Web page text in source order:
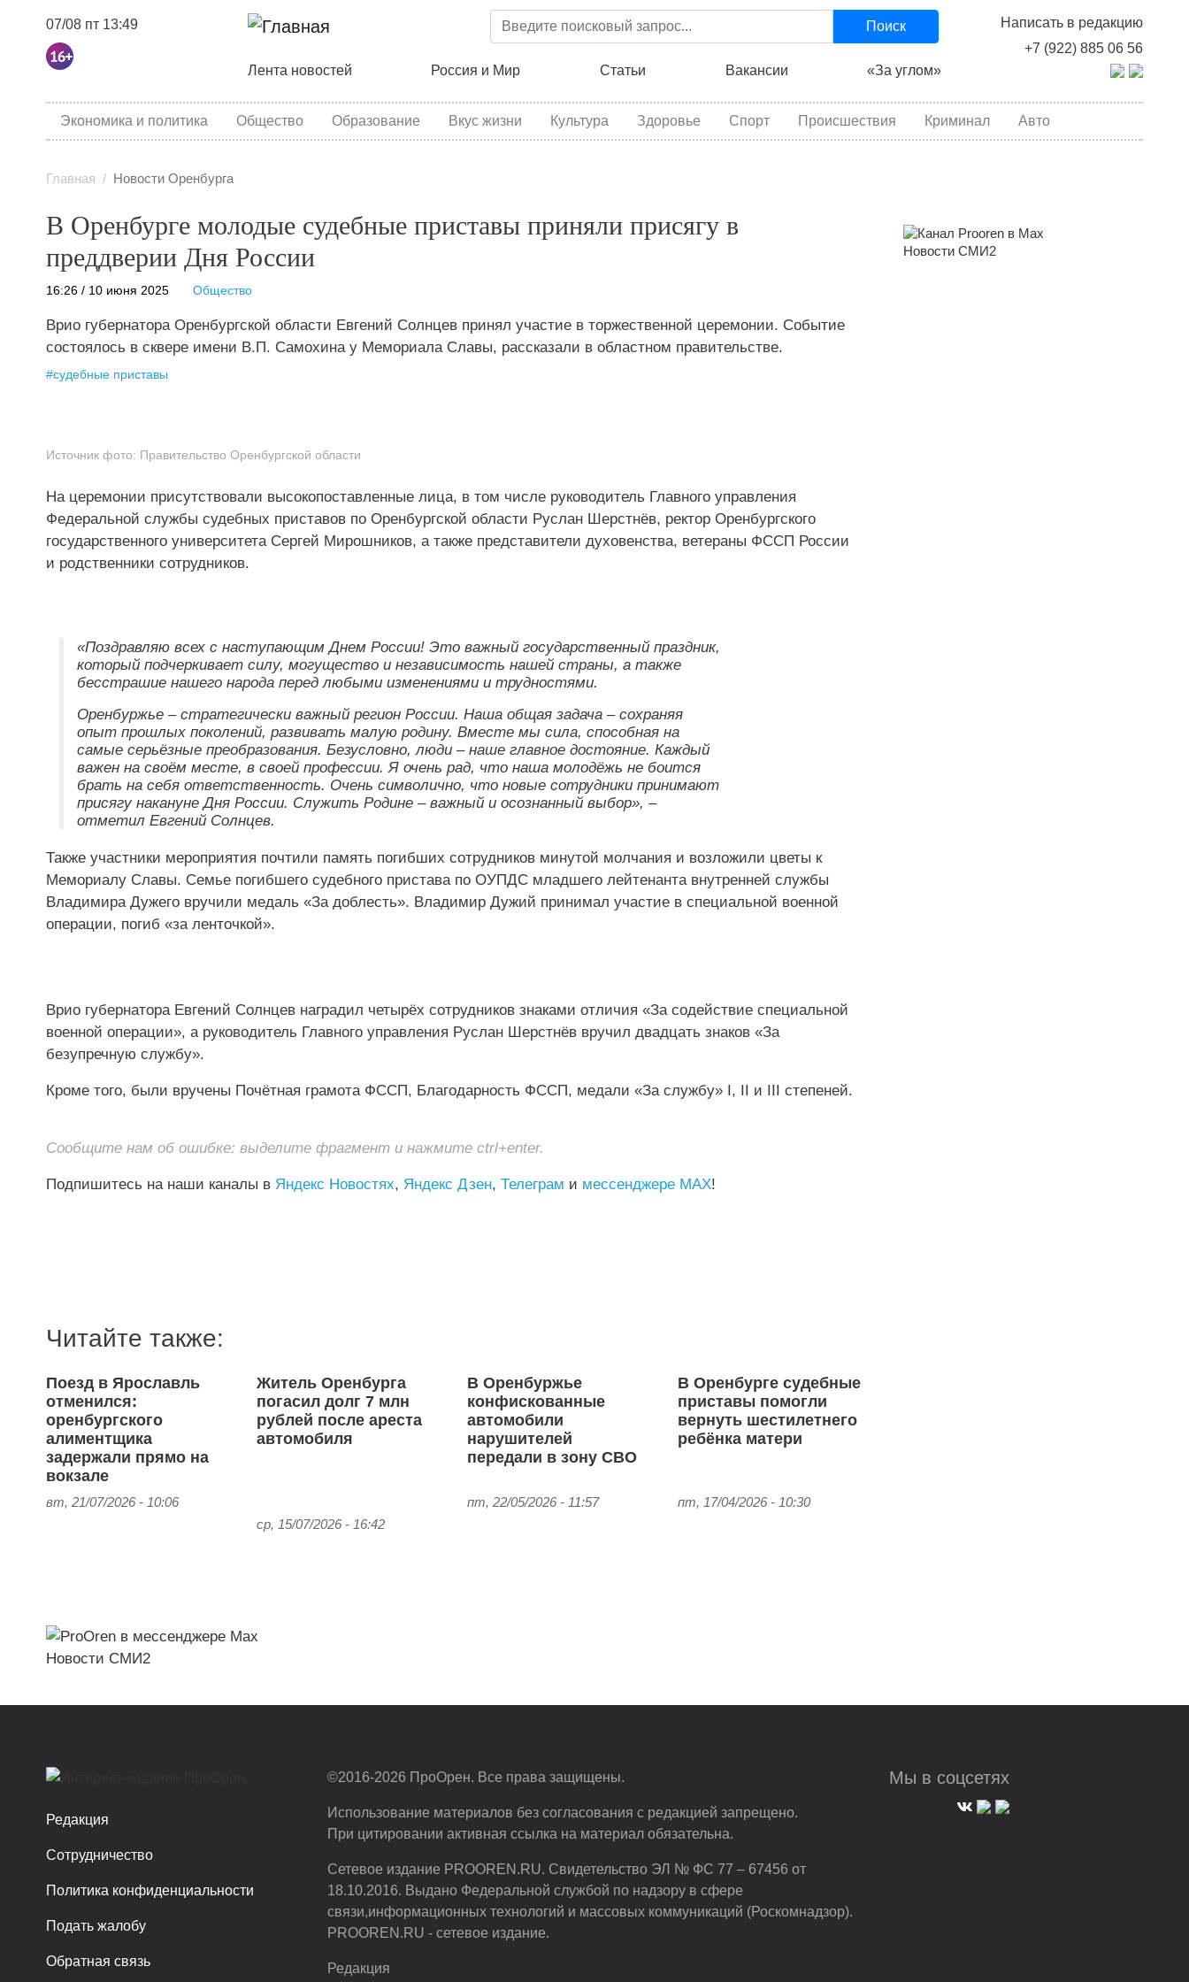
Перейти
к
содержанию
07/08 пт 13:49
Написать в редакцию
+7 (922) 885 06 56
Поиск
Основная навигация
Лента новостей Россия и Мир Статьи Вакансии «За углом»
category menu
Экономика и политика Общество Образование Вкус жизни Культура Здоровье Спорт Происшествия Криминал Авто
Главная Новости Оренбурга
В Оренбурге молодые судебные приставы приняли присягу в
преддверии Дня России
16:26 / 10 июня 2025 Общество
Врио губернатора Оренбургской области Евгений Солнцев принял участие в торжественной церемонии. Событие
состоялось в сквере имени В.П. Самохина у Мемориала Славы, рассказали в областном правительстве.
#судебные приставы
Источник фото: Правительство Оренбургской области
На церемонии присутствовали высокопоставленные лица, в том числе руководитель Главного управления
Федеральной службы судебных приставов по Оренбургской области Руслан Шерстнёв, ректор Оренбургского
государственного университета Сергей Мирошников, а также представители духовенства, ветераны ФССП России
и родственники сотрудников.
«Поздравляю всех с наступающим Днем России! Это важный государственный праздник,
который подчеркивает силу, могущество и независимость нашей страны, а также
бесстрашие нашего народа перед любыми изменениями и трудностями.
Оренбуржье – стратегически важный регион России. Наша общая задача – сохраняя
опыт прошлых поколений, развивать малую родину. Вместе мы сила, способная на
самые серьёзные преобразования. Безусловно, люди – наше главное достояние. Каждый
важен на своём месте, в своей профессии. Я очень рад, что наша молодёжь не боится
брать на себя ответственность. Очень символично, что новые сотрудники принимают
присягу накануне Дня России. Служить Родине – важный и осознанный выбор», –
отметил Евгений Солнцев.
Также участники мероприятия почтили память погибших сотрудников минутой молчания и возложили цветы к
Мемориалу Славы. Семье погибшего судебного пристава по ОУПДС младшего лейтенанта внутренней службы
Владимира Дужего вручили медаль «За доблесть». Владимир Дужий принимал участие в специальной военной
операции, погиб «за ленточкой».
Врио губернатора Евгений Солнцев наградил четырёх сотрудников знаками отличия «За содействие специальной
военной операции», а руководитель Главного управления Руслан Шерстнёв вручил двадцать знаков «За
безупречную службу».
Кроме того, были вручены Почётная грамота ФССП, Благодарность ФССП, медали «За службу» I, II и III степеней.
Сообщите нам об ошибке: выделите фрагмент и нажмите ctrl+enter.
Подпишитесь на наши каналы в Яндекс Новостях, Яндекс Дзен, Телеграм и мессенджере MAX!
Читайте также:
Поезд в Ярославль
отменился:
оренбургского
алиментщика
задержали прямо на
вокзале
вт, 21/07/2026 - 10:06
Житель Оренбурга
погасил долг 7 млн
рублей после ареста
автомобиля
ср, 15/07/2026 - 16:42
В Оренбуржье
конфискованные
автомобили
нарушителей
передали в зону СВО
пт, 22/05/2026 - 11:57
В Оренбурге судебные
приставы помогли
вернуть шестилетнего
ребёнка матери
пт, 17/04/2026 - 10:30
Новости СМИ2
Новости СМИ2
Редакция
Сотрудничество
Политика конфиденциальности
Подать жалобу
Обратная связь
Мы в соцсетях
©2016-2026 ПроОрен. Все права защищены.
Использование материалов без согласования с редакцией запрещено.
При цитировании активная ссылка на материал обязательна.
Сетевое издание PROOREN.RU. Свидетельство ЭЛ № ФС 77 – 67456 от
18.10.2016. Выдано Федеральной службой по надзору в сфере
связи,информационных технологий и массовых коммуникаций (Роскомнадзор).
PROOREN.RU - сетевое издание.
Редакция